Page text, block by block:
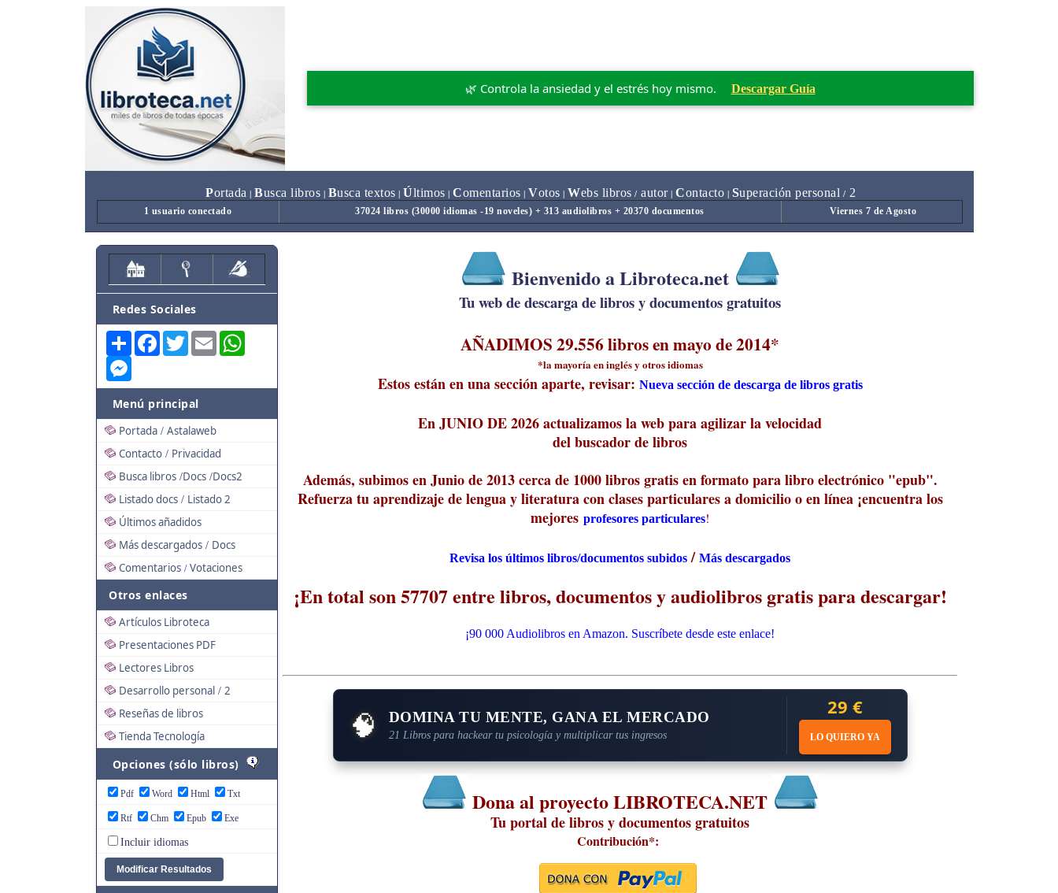
🌿 Controla la ansiedad y el estrés hoy mismo. Descargar Guía
Portada Busca libros Busca textos Últimos |Comentarios Votos Webs libros / autor|Contacto Superación personal / 2
1 usuario conectado 37024 libros (30000 idiomas -19 noveles) + 313 audiolibros + 20370 documentos Viernes 7 de Agosto
Redes Sociales
Share FacebookTwitterEmail
Menú principal
Portada / Astalaweb
Contacto / Privacidad
Busca libros /Docs /Docs2
Listado docs / Listado 2
Últimos añadidos
Más descargados / Docs
Comentarios / Votaciones
Otros enlaces
Artículos Libroteca
Presentaciones PDF
Lectores Libros
Desarrollo personal / 2
Reseñas de libros
Tienda Tecnología
Opciones (sólo libros)
Pdf Word Html Txt
Rtf Chm Epub Exe
Incluir idiomas
Bienvenido a Libroteca.net
Tu web de descarga de libros y documentos gratuitos
AÑADIMOS 29.556 libros en mayo de 2014*
*la mayoría en inglés y otros idiomas
Estos están en una sección aparte, revisar: Nueva sección de descarga de libros gratis
En JUNIO DE 2026 actualizamos la web para agilizar la velocidad
del buscador de libros
Además, subimos en Junio de 2013 cerca de 1000 libros gratis en formato para libro electrónico "epub".
Refuerza tu aprendizaje de lengua y literatura con clases particulares a domicilio o en línea ¡encuentra los
mejores profesores particulares!
Revisa los últimos libros/documentos subidos / Más descargados
¡En total son 57707 entre libros, documentos y audiolibros gratis para descargar!
¡90 000 Audiolibros en Amazon. Suscríbete desde este enlace!
🧠 DOMINA TU MENTE, GANA EL MERCADO
21 Libros para hackear tu psicología y multiplicar tus ingresos
29 €
LO QUIERO YA
Dona al proyecto LIBROTECA.NET
Tu portal de libros y documentos gratuitos
Contribución*: